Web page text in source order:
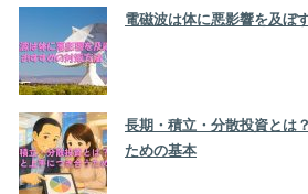
電磁波は体に悪影響を及ぼ
長期・積立・分散投資とは
ための基本